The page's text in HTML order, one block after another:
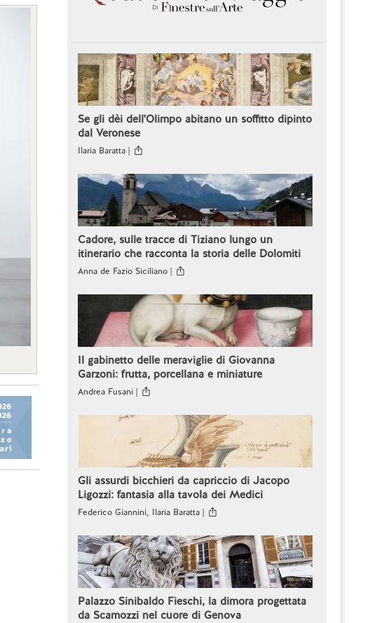
Se gli dèi dell'Olimpo abitano un soffitto dipinto
dal Veronese
Ilaria Baratta |
Cadore, sulle tracce di Tiziano lungo un
itinerario che racconta la storia delle Dolomiti
Anna de Fazio Siciliano |
Il gabinetto delle meraviglie di Giovanna
Garzoni: frutta, porcellana e miniature
Andrea Fusani |
Gli assurdi bicchieri da capriccio di Jacopo
Ligozzi: fantasia alla tavola dei Medici
Federico Giannini, Ilaria Baratta |
Palazzo Sinibaldo Fieschi, la dimora progettata
da Scamozzi nel cuore di Genova